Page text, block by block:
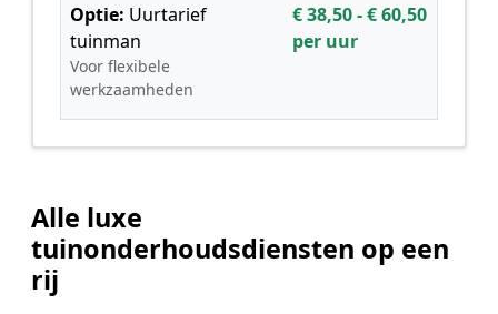
Optie: Uurtarief
tuinman
Voor flexibele
werkzaamheden
€ 38,50 - € 60,50
per uur
Alle luxe
tuinonderhoudsdiensten op een
rij